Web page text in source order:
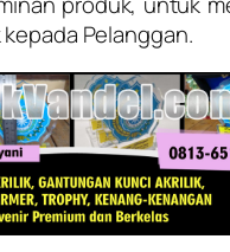
Pelanggan.